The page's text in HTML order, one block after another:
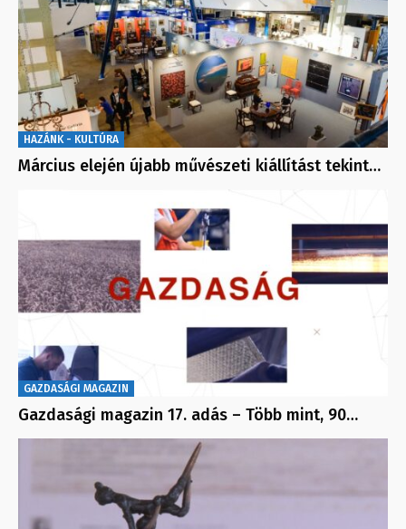
HAZÁNK - KULTÚRA
Március elején újabb művészeti kiállítást tekint…
GAZDASÁGI MAGAZIN
Gazdasági magazin 17. adás – Több mint, 90…